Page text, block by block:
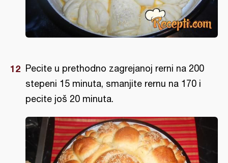
Pecite u prethodno zagrejanoj rerni na 200
stepeni 15 minuta, smanjite rernu na 170 i
pecite još 20 minuta.